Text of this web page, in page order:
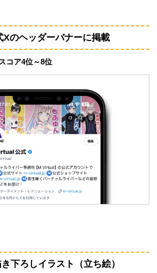
のヘッダーバナーに掲載
コア4位～8位
下ろしイラスト（立ち絵）